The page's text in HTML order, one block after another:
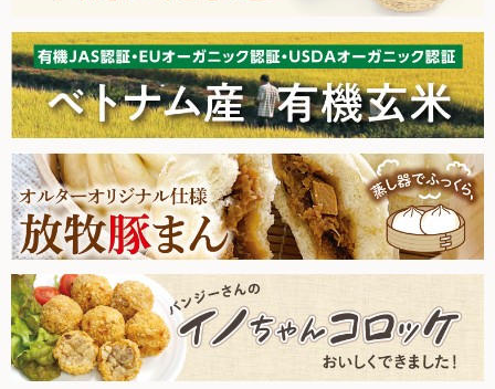
送料ついて
返品・キャンセルについて
お支払い方法について
賞味期限について
よくあるご質問
オルター品もの
取扱店のご紹介
2026.3.7【毎週土曜日更新！】品ものアイテムを更新しまし
た。
2026.2.28【毎週土曜日更新！】品ものアイテムを更新しまし
た。
2026.2.21【毎週土曜日更新！】品ものアイテムを更新しまし
た。
2026.2.14【毎週土曜日更新！】品ものアイテムを更新しまし
た。
2026.2.7【毎週土曜日更新！】品ものアイテムを更新しまし
た。
2026.1.31【毎週土曜日更新！】品ものアイテムを更新しまし
た。
2026.1.24【毎週土曜日更新！】品ものアイテムを更新しまし
た。
2026.1.17【毎週土曜日更新！】品ものアイテムを更新しまし
た。